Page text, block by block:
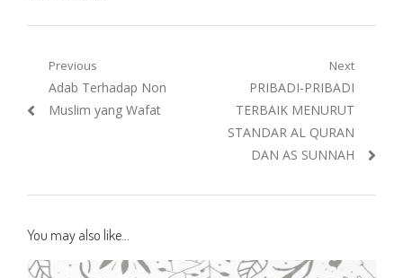
Post
navigation
Previous
Previous
post:
Adab Terhadap Non
Muslim yang Wafat
Next
Next
post:
PRIBADI-PRIBADI
TERBAIK MENURUT
STANDAR AL QURAN
DAN AS SUNNAH
You may also like...